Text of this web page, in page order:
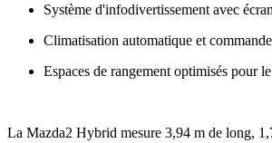
Système d'infodivertissement avec
Climatisation automatique et
Espaces de rangement optimisés pour
La Mazda2 Hybrid mesure 3,94 m de long,